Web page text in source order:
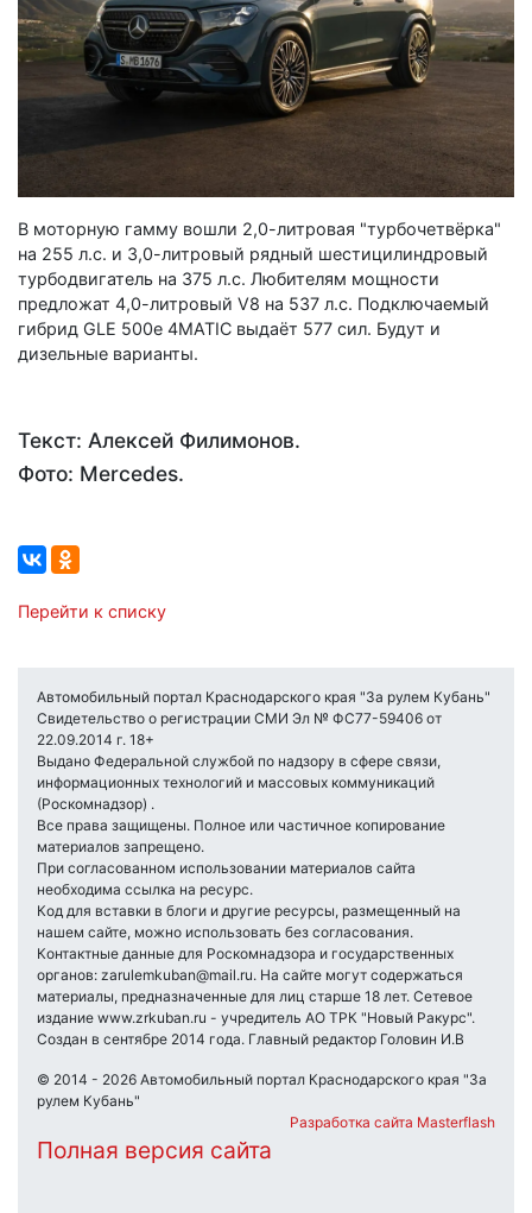
В моторную гамму вошли 2,0-литровая "турбочетвёрка"
на 255 л.с. и 3,0-литровый рядный шестицилиндровый
турбодвигатель на 375 л.с. Любителям мощности
предложат 4,0-литровый V8 на 537 л.с. Подключаемый
гибрид GLE 500e 4MATIC выдаёт 577 сил. Будут и
дизельные варианты.
Текст: Алексей Филимонов.
Фото: Mercedes.
Перейти к списку
Автомобильный портал Краснодарского края "За рулем Кубань"
Свидетельство о регистрации СМИ Эл № ФС77-59406 от
22.09.2014 г. 18+
Выдано Федеральной службой по надзору в сфере связи,
информационных технологий и массовых коммуникаций
(Роскомнадзор) .
Все права защищены. Полное или частичное копирование
материалов запрещено.
При согласованном использовании материалов сайта
необходима ссылка на ресурс.
Код для вставки в блоги и другие ресурсы, размещенный на
нашем сайте, можно использовать без согласования.
Контактные данные для Роскомнадзора и государственных
органов: zarulemkuban@mail.ru. На сайте могут содержаться
материалы, предназначенные для лиц старше 18 лет. Сетевое
издание www.zrkuban.ru - учредитель АО ТРК "Новый Ракурс".
Создан в сентябре 2014 года. Главный редактор Головин И.В
© 2014 - 2026 Автомобильный портал Краснодарского края "За
рулем Кубань"
Разработка сайта Masterflash
Полная версия сайта